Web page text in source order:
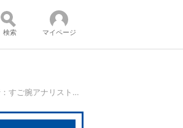
検索 マイページ
ギリギリまで待つか、今から取り組むか？ Windows10への移行：すご腕アナリスト市場予測